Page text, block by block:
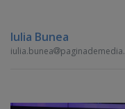
Iulia Bunea
iulia.bunea